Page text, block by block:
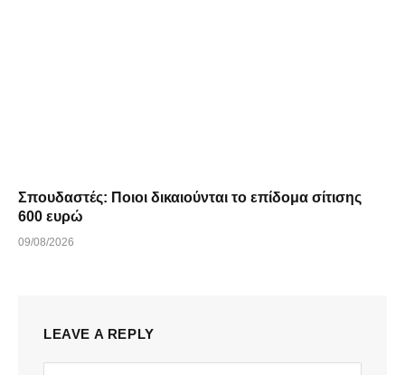
Σπουδαστές: Ποιοι δικαιούνται το επίδομα σίτισης
600 ευρώ
09/08/2026
LEAVE A REPLY